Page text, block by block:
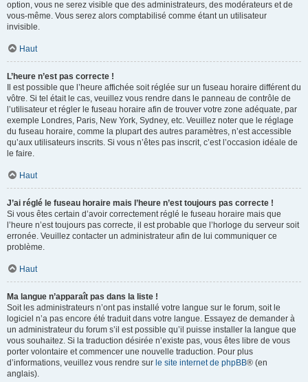
option, vous ne serez visible que des administrateurs, des modérateurs et de
vous-même. Vous serez alors comptabilisé comme étant un utilisateur
invisible.
Haut
L’heure n’est pas correcte !
Il est possible que l’heure affichée soit réglée sur un fuseau horaire différent du
vôtre. Si tel était le cas, veuillez vous rendre dans le panneau de contrôle de
l’utilisateur et régler le fuseau horaire afin de trouver votre zone adéquate, par
exemple Londres, Paris, New York, Sydney, etc. Veuillez noter que le réglage
du fuseau horaire, comme la plupart des autres paramètres, n’est accessible
qu’aux utilisateurs inscrits. Si vous n’êtes pas inscrit, c’est l’occasion idéale de
le faire.
Haut
J’ai réglé le fuseau horaire mais l’heure n’est toujours pas correcte !
Si vous êtes certain d’avoir correctement réglé le fuseau horaire mais que
l’heure n’est toujours pas correcte, il est probable que l’horloge du serveur soit
erronée. Veuillez contacter un administrateur afin de lui communiquer ce
problème.
Haut
Ma langue n’apparaît pas dans la liste !
Soit les administrateurs n’ont pas installé votre langue sur le forum, soit le
logiciel n’a pas encore été traduit dans votre langue. Essayez de demander à
un administrateur du forum s’il est possible qu’il puisse installer la langue que
vous souhaitez. Si la traduction désirée n’existe pas, vous êtes libre de vous
porter volontaire et commencer une nouvelle traduction. Pour plus
d’informations, veuillez vous rendre sur le site internet de phpBB® (en
anglais).